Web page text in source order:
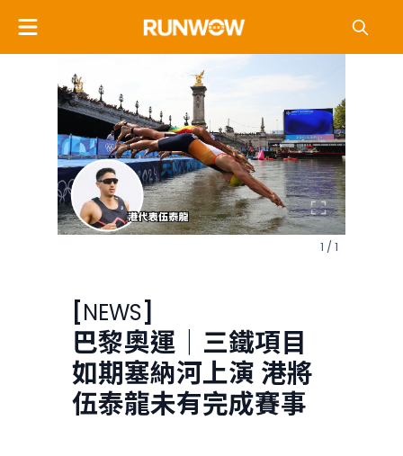
1 / 1
[NEWS]
巴黎奧運｜三鐵項目
如期塞納河上演 港將
伍泰龍未有完成賽事